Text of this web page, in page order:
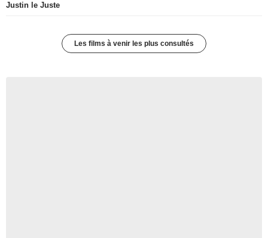
Justin le Juste
Les films à venir les plus consultés